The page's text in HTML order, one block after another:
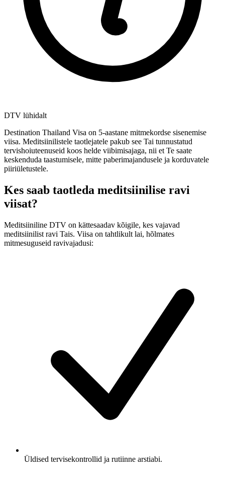
DTV lühidalt
Destination Thailand Visa on 5-aastane mitmekordse sisenemise
viisa. Meditsiinilistele taotlejatele pakub see Tai tunnustatud
tervishoiuteenuseid koos helde viibimisajaga, nii et Te saate
keskenduda taastumisele, mitte paberimajandusele ja korduvatele
piiriületustele.
Kes saab taotleda meditsiinilise ravi
viisat?
Meditsiiniline DTV on kättesaadav kõigile, kes vajavad
meditsiinilist ravi Tais. Viisa on tahtlikult lai, hõlmates
mitmesuguseid ravivajadusi:
Üldised tervisekontrollid ja rutiinne arstiabi.